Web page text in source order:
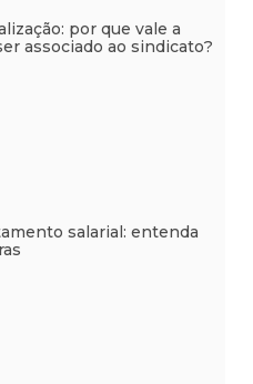
por que vale a
associado ao sindicato?
salarial: entenda